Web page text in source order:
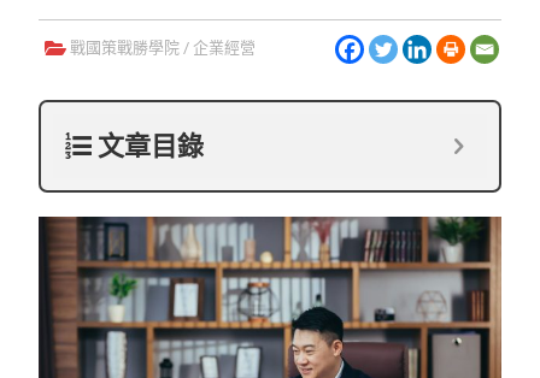
戰國策戰勝學院 / 企業經營
文章目錄